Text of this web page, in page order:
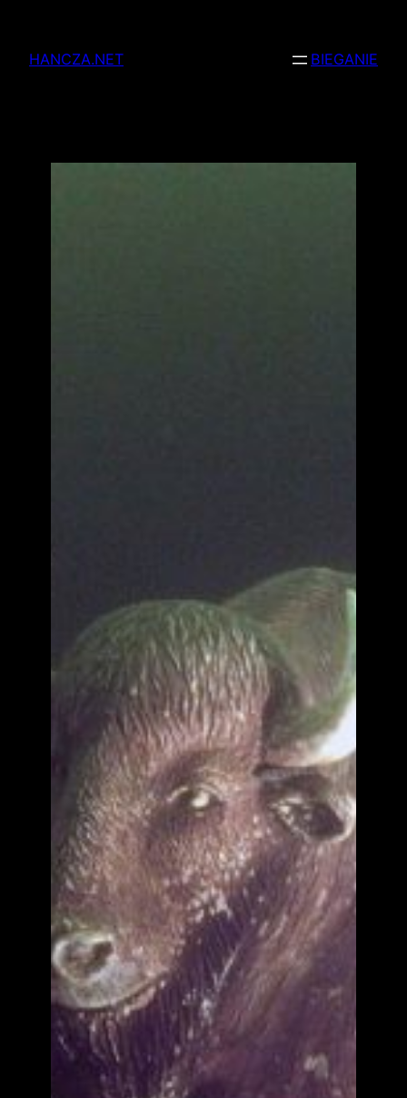
treściHANCZA.NET BIEGANIE